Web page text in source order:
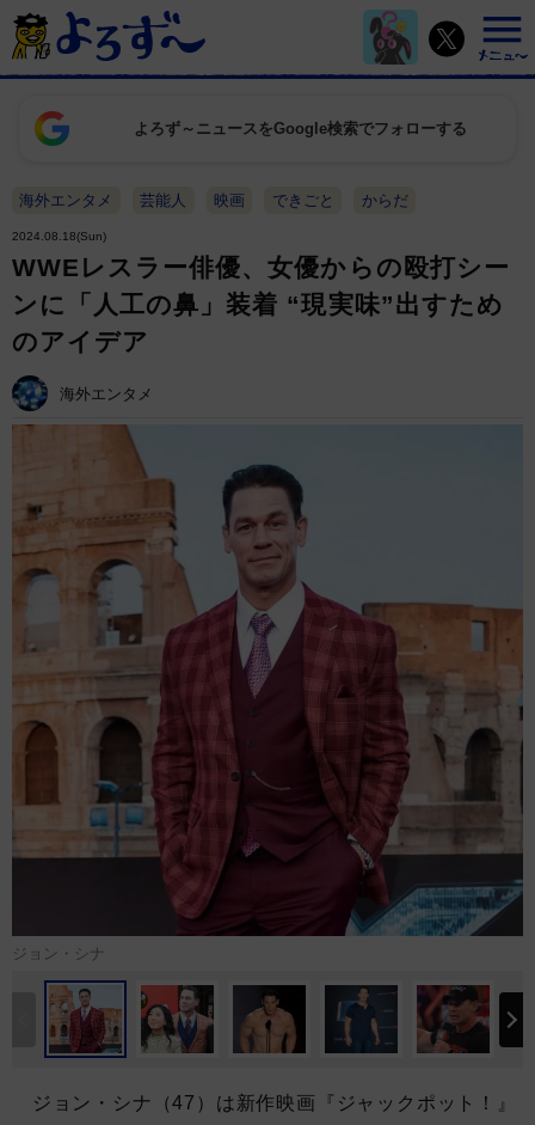
よろず～ニュースをGoogle検索でフォローする
海外エンタメ 芸能人 映画 できごと からだ
2024.08.18(Sun)
WWEレスラー俳優、女優からの殴打シー
ンに「人工の鼻」装着 “現実味”出すため
のアイデア
海外エンタメ
ジョン・シナ
ジョン・シナ（47）は新作映画『ジャックポット！』